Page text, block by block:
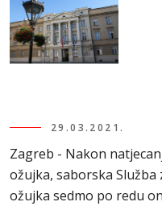
29.03.2021.
Zagreb - Nakon
ožujka, saborska
ožujka sedmo po redu